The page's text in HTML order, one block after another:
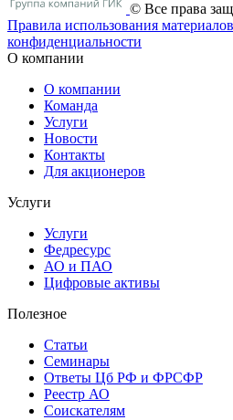
© Все права
Правила использования
конфиденциальности
О компании
О компании
Команда
Услуги
Новости
Контакты
Для акционеров
Услуги
Услуги
Федресурс
АО и ПАО
Цифровые активы
Полезное
Статьи
Cеминары
Ответы Цб РФ и ФРСФР
Реестр АО
Соискателям